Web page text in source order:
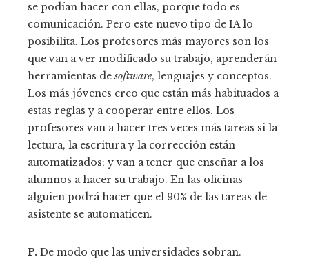
se podían hacer con ellas, porque todo es
comunicación. Pero este nuevo tipo de IA lo
posibilita. Los profesores más mayores son los
que van a ver modificado su trabajo, aprenderán
herramientas de software, lenguajes y conceptos.
Los más jóvenes creo que están más habituados a
estas reglas y a cooperar entre ellos. Los
profesores van a hacer tres veces más tareas si la
lectura, la escritura y la corrección están
automatizados; y van a tener que enseñar a los
alumnos a hacer su trabajo. En las oficinas
alguien podrá hacer que el 90% de las tareas de
asistente se automaticen.
P. De modo que las universidades sobran.